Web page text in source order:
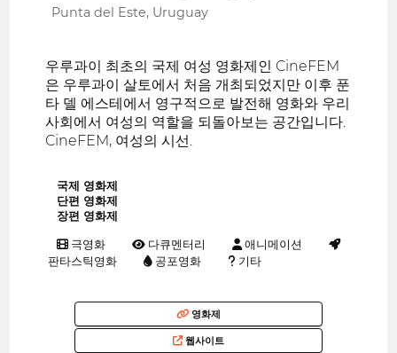
Punta del Este, Uruguay
우루과이 최초의 국제 여성 영화제인 CineFEM
은 우루과이 살토에서 처음 개최되었지만 이후 푼
타 델 에스테에서 영구적으로 발전해 영화와 우리
사회에서 여성의 역할을 되돌아보는 공간입니다.
CineFEM, 여성의 시선.
국제 영화제
단편 영화제
장편 영화제
극영화 다큐멘터리
애니메이션
판타스틱영화
공포영화 기타
영화제
웹사이트